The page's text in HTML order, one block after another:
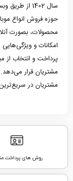
سال 1402 از
حوزه فروش انواع
محصولات، بصورت
امکانات و
پرداخت و انتخاب از
مشتریان قرار
مشتریان در
روش های پرداخت